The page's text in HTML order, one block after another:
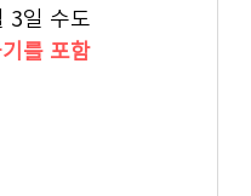
3일 수도
를 포함